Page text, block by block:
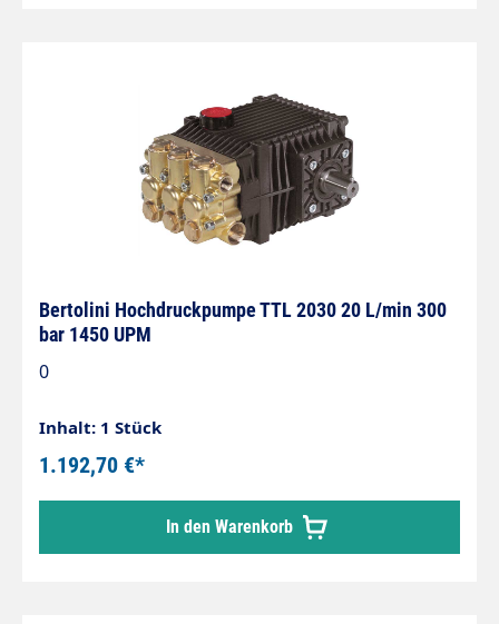
Bertolini Hochdruckpumpe TTL 2030 20 L/min 300
bar 1450 UPM
0
Inhalt: 1 Stück
1.192,70 €*
In den Warenkorb